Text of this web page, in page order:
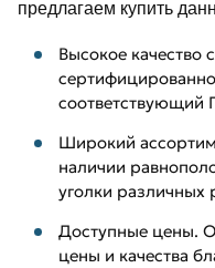
предлагаем купить
Высокое качество
соответствующий
Широкий
наличии
уголки различных
Доступные цены.
цены и качества